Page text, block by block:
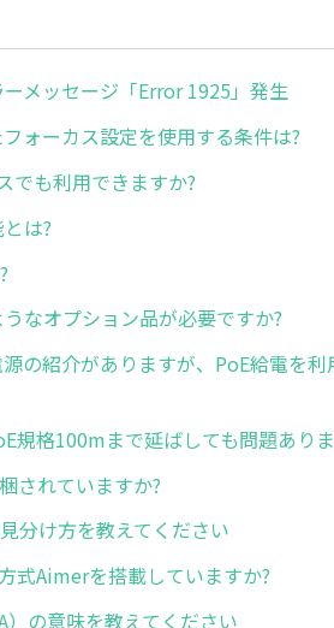
メッセージ「Error 1925」発生
ォーカス設定を使用する条件は?
でも利用できますか?
は?
なオプション品が必要ですか?
の紹介がありますが、PoE給電を
規格100mまで延ばしても問題あり
されていますか?
分け方を教えてください
式Aimerを搭載していますか?
）の意味を教えてください